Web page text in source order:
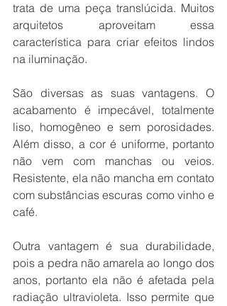
trata de uma peça translúcida. Muitos
arquitetos aproveitam essa
característica para criar efeitos lindos
na iluminação.
São diversas as suas vantagens. O
acabamento é impecável, totalmente
liso, homogêneo e sem porosidades.
Além disso, a cor é uniforme, portanto
não vem com manchas ou veios.
Resistente, ela não mancha em contato
com substâncias escuras como vinho e
café.
Outra vantagem é sua durabilidade,
pois a pedra não amarela ao longo dos
anos, portanto ela não é afetada pela
radiação ultravioleta. Isso permite que